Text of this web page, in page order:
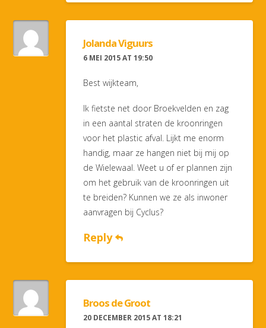
Jolanda Viguurs
6 MEI 2015 AT 19:50
Best wijkteam,
Ik fietste net door Broekvelden en zag
in een aantal straten de kroonringen
voor het plastic afval. Lijkt me enorm
handig, maar ze hangen niet bij mij op
de Wielewaal. Weet u of er plannen zijn
om het gebruik van de kroonringen uit
te breiden? Kunnen we ze als inwoner
aanvragen bij Cyclus?
Reply
Broos de Groot
20 DECEMBER 2015 AT 18:21